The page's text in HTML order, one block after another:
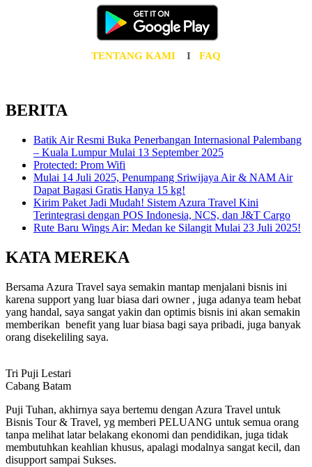
TENTANG KAMI I FAQ
BERITA
Batik Air Resmi Buka Penerbangan Internasional Palembang
– Kuala Lumpur Mulai 13 September 2025
Protected: Prom Wifi
Mulai 14 Juli 2025, Penumpang Sriwijaya Air & NAM Air
Dapat Bagasi Gratis Hanya 15 kg!
Kirim Paket Jadi Mudah! Sistem Azura Travel Kini
Terintegrasi dengan POS Indonesia, NCS, dan J&T Cargo
Rute Baru Wings Air: Medan ke Silangit Mulai 23 Juli 2025!
KATA MEREKA
Bersama Azura Travel saya semakin mantap menjalani bisnis ini
karena support yang luar biasa dari owner , juga adanya team hebat
yang handal, saya sangat yakin dan optimis bisnis ini akan semakin
memberikan benefit yang luar biasa bagi saya pribadi, juga banyak
orang disekeliling saya.
Tri Puji Lestari
Cabang Batam
Puji Tuhan, akhirnya saya bertemu dengan Azura Travel untuk
Bisnis Tour & Travel, yg memberi PELUANG untuk semua orang
tanpa melihat latar belakang ekonomi dan pendidikan, juga tidak
membutuhkan keahlian khusus, apalagi modalnya sangat kecil, dan
disupport sampai Sukses.